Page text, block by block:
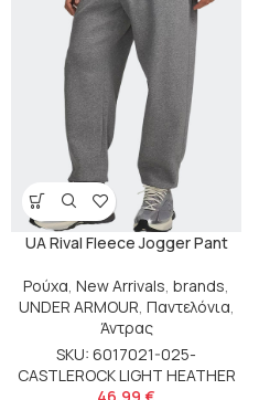
UA Rival Fleece Jogger Pant
Ρούχα New Arrivals brands
UNDER ARMOUR Παντελόνια
Άντρας
SKU: 6017021-025-
CASTLEROCK LIGHT HEATHER
46,99 €